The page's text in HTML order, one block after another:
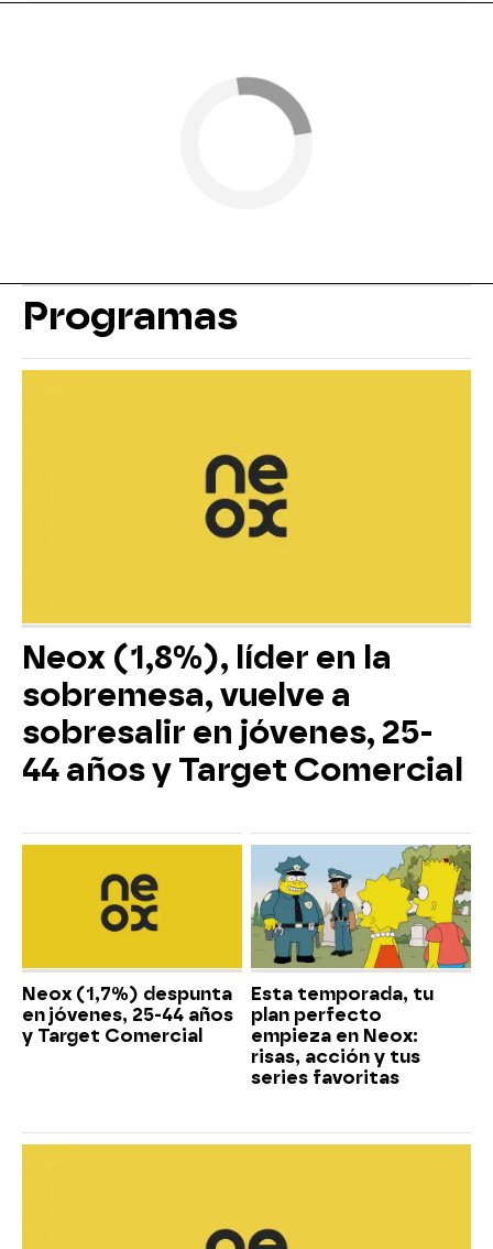
Programas
Neox (1,8%), líder en la
sobremesa, vuelve a
sobresalir en jóvenes, 25-
44 años y Target Comercial
Neox (1,7%) despunta
en jóvenes, 25-44 años
y Target Comercial
Esta temporada, tu
plan perfecto
empieza en Neox:
risas, acción y tus
series favoritas